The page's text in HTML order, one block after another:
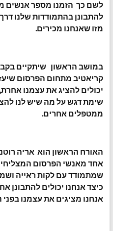
לשם כך הזמנו מספר אנשים
להתבונן בהתמודדות שלנו
מזו שאנחנו מכירים.
במושב הראשון שיתקיים
קריאטיב מתחום הפרסום
יכולים להציג את עצמנו
שימת דגש על מה שיש לנו
ממטפלים אחרים.
האורח הראשון הוא אריה
אחד מאנשי הפרסום
שמתמודד עם לקות ראייה
כיצד אנחנו יכולים להתבונן
אנחנו מציגים את עצמנו בפני